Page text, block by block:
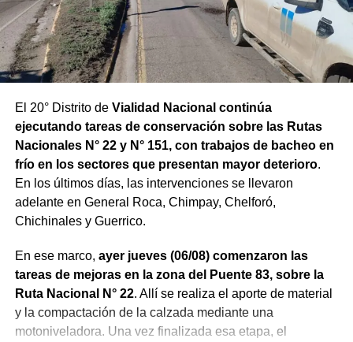
El 20° Distrito de Vialidad Nacional continúa
ejecutando tareas de conservación sobre las Rutas
Nacionales N° 22 y N° 151, con trabajos de bacheo en
frío en los sectores que presentan mayor deterioro.
En los últimos días, las intervenciones se llevaron
adelante en General Roca, Chimpay, Chelforó,
Chichinales y Guerrico.
En ese marco, ayer jueves (06/08) comenzaron las
tareas de mejoras en la zona del Puente 83, sobre la
Ruta Nacional N° 22. Allí se realiza el aporte de material
y la compactación de la calzada mediante una
motoniveladora. Una vez finalizada esa etapa, el